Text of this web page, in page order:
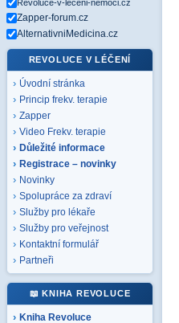
Revoluce-v-leceni-nemoci.cz
Zapper-forum.cz
AlternativniMedicina.cz
REVOLUCE V LÉČENÍ
Úvodní stránka
Princip frekv. terapie
Zapper
Video Frekv. terapie
Důležité informace
Registrace – novinky
Novinky
Spolupráce za zdraví
Služby pro lékaře
Služby pro veřejnost
Kontaktní formulář
Partneři
📖 KNIHA REVOLUCE
Kniha Revoluce